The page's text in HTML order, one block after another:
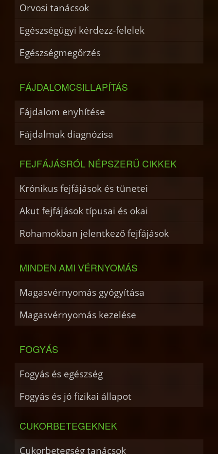
Orvosi tanácsok
Egészségügyi kérdezz-felelek
Egészségmegőrzés
FÁJDALOMCSILLAPÍTÁS
Fájdalom enyhítése
Fájdalmak diagnózisa
FEJFÁJÁSRÓL NÉPSZERŰ CIKKEK
Krónikus fejfájások és tünetei
Akut fejfájások típusai és okai
Rohamokban jelentkező fejfájások
MINDEN AMI VÉRNYOMÁS
Magasvérnyomás gyógyítása
Magasvérnyomás kezelése
FOGYÁS
Fogyás és egészség
Fogyás és jó fizikai állapot
CUKORBETEGEKNEK
Cukorbetegség tanácsok